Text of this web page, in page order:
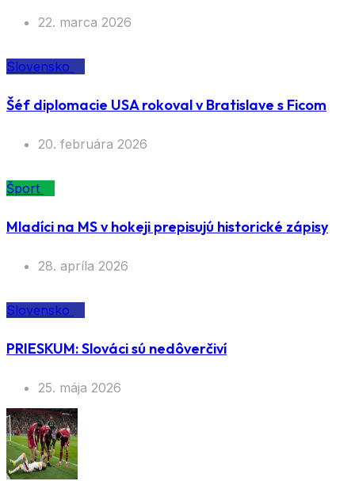
22. marca 2026
Slovensko
Šéf diplomacie USA rokoval v Bratislave s Ficom
20. februára 2026
Šport
Mladíci na MS v hokeji prepisujú historické zápisy
28. apríla 2026
Slovensko
PRIESKUM: Slováci sú nedôverčiví
25. mája 2026